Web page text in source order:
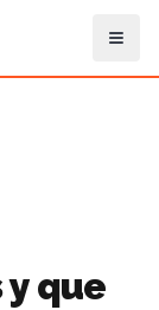
y que